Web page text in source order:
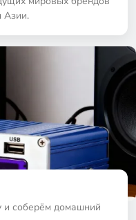
Азии.
и соберём домашний